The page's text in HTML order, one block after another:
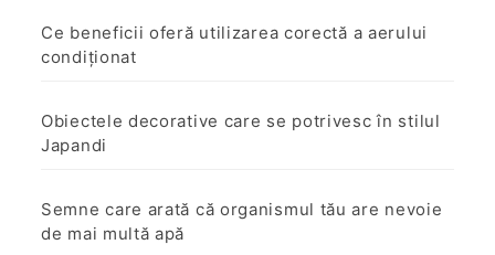
Ce beneficii oferă utilizarea corectă a aerului
condiționat
Obiectele decorative care se potrivesc în stilul
Japandi
Semne care arată că organismul tău are nevoie
de mai multă apă